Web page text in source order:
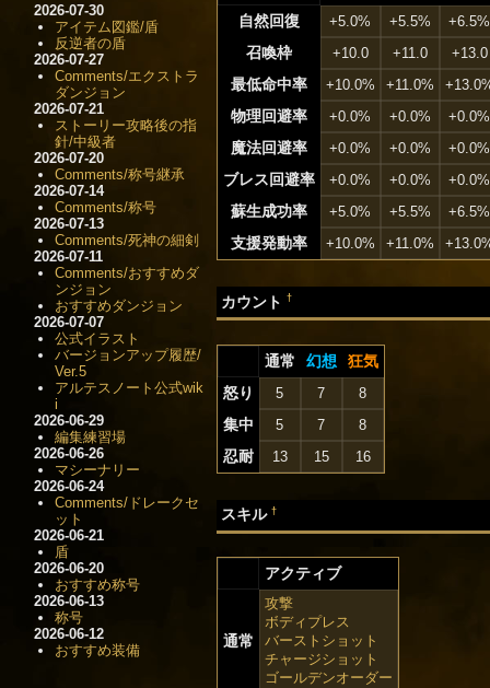
自然回復
+5.0% +5.5% +6.5%
召喚枠 +10.0 +11.0 +13.0
最低命中率 +10.0% +11.0%
物理回避率 +0.0% +0.0% +0.0%
魔法回避率 +0.0% +0.0% +0.0%
ブレス回避率 +0.0% +0.0% +0.0%
蘇生成功率 +5.0% +5.5% +6.5%
支援発動率 +10.0% +11.0%
カウント †
通常 幻想
狂気
怒り
5 7 8
集中 5 7 8
忍耐 13 15 16
スキル †
アクティブ
通常
攻撃
ボディプレス
バーストショット
チャージショット
ゴールデンオーダー
2026-07-30
アイテム図鑑/盾
反逆者の盾
2026-07-27
Comments/エクストラ
ダンジョン
2026-07-21
ストーリー攻略後の指
針/中級者
2026-07-20
Comments/称号継承
2026-07-14
Comments/称号
2026-07-13
Comments/死神の細剣
2026-07-11
Comments/おすすめダ
ンジョン
おすすめダンジョン
2026-07-07
公式イラスト
バージョンアップ履歴/
Ver.5
アルテスノート公式wik
i
2026-06-29
編集練習場
2026-06-26
マシーナリー
2026-06-24
Comments/ドレークセ
ット
2026-06-21
盾
2026-06-20
おすすめ称号
2026-06-13
称号
2026-06-12
おすすめ装備